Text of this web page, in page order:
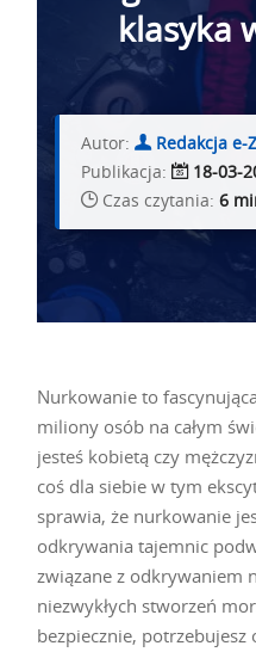
klasyka
Autor:
Redakcja e-
Publikacja:
18-03-
Czas czytania: 6
Nurkowanie to
miliony osób na całym
jesteś kobietą czy
coś dla siebie w tym
sprawia, że nurkowanie
odkrywania tajemnic
związane z odkrywaniem
niezwykłych stworzeń
bezpiecznie,